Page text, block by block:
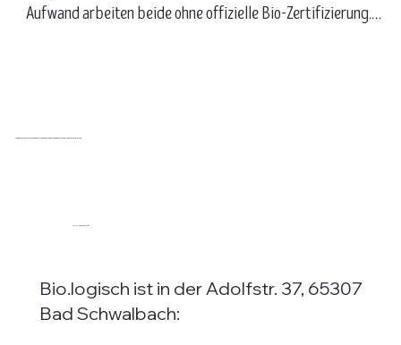
Aufwand arbeiten beide ohne offizielle Bio-Zertifizierung.
Mehr Informationen über unsere Lieferanten findest du im
Wo du uns findest...
Bio.logisch ist in der Adolfstr. 37, 65307
Bad Schwalbach: